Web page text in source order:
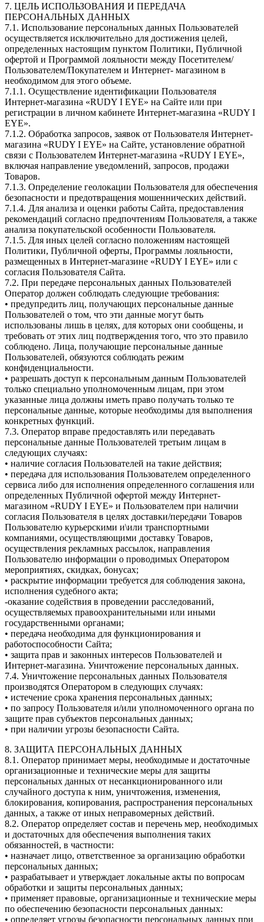
7. ЦЕЛЬ ИСПОЛЬЗОВАНИЯ И ПЕРЕДАЧА
ПЕРСОНАЛЬНЫХ ДАННЫХ
7.1. Использование персональных данных Пользователей
осуществляется исключительно для достижения целей,
определенных настоящим пунктом Политики, Публичной
офертой и Программой лояльности между Посетителем/
Пользователем/Покупателем и Интернет- магазином в
необходимом для этого объеме.
7.1.1. Осуществление идентификации Пользователя
Интернет-магазина «RUDY I EYE» на Сайте или при
регистрации в личном кабинете Интернет-магазина «RUDY I
EYE».
7.1.2. Обработка запросов, заявок от Пользователя Интернет-
магазина «RUDY I EYE» на Сайте, установление обратной
связи с Пользователем Интернет-магазина «RUDY I EYE»,
включая направление уведомлений, запросов, продажи
Товаров.
7.1.3. Определение геолокации Пользователя для обеспечения
безопасности и предотвращения мошеннических действий.
7.1.4. Для анализа и оценки работы Сайта, предоставления
рекомендаций согласно предпочтениям Пользователя, а также
анализа покупательской особенности Пользователя.
7.1.5. Для иных целей согласно положениям настоящей
Политики, Публичной оферты, Программы лояльности,
размещенных в Интернет-магазине «RUDY I EYE» или с
согласия Пользователя Сайта.
7.2. При передаче персональных данных Пользователей
Оператор должен соблюдать следующие требования:
• предупредить лиц, получающих персональные данные
Пользователей о том, что эти данные могут быть
использованы лишь в целях, для которых они сообщены, и
требовать от этих лиц подтверждения того, что это правило
соблюдено. Лица, получающие персональные данные
Пользователей, обязуются соблюдать режим
конфиденциальности.
• разрешать доступ к персональным данным Пользователей
только специально уполномоченным лицам, при этом
указанные лица должны иметь право получать только те
персональные данные, которые необходимы для выполнения
конкретных функций.
7.3. Оператор вправе предоставлять или передавать
персональные данные Пользователей третьим лицам в
следующих случаях:
• наличие согласия Пользователей на такие действия;
• передача для использования Пользователем определенного
сервиса либо для исполнения определенного соглашения или
определенных Публичной офертой между Интернет-
магазином «RUDY I EYE» и Пользователем при наличии
согласия Пользователя в целях доставки/передачи Товаров
Пользователю курьерскими и\или транспортными
компаниями, осуществляющими доставку Товаров,
осуществления рекламных рассылок, направления
Пользователю информации о проводимых Оператором
мероприятиях, скидках, бонусах;
• раскрытие информации требуется для соблюдения закона,
исполнения судебного акта;
-оказание содействия в проведении расследований,
осуществляемых правоохранительными или иными
государственными органами;
• передача необходима для функционирования и
работоспособности Сайта;
• защита прав и законных интересов Пользователей и
Интернет-магазина. Уничтожение персональных данных.
7.4. Уничтожение персональных данных Пользователя
производятся Оператором в следующих случаях:
• истечение срока хранения персональных данных;
• по запросу Пользователя и/или уполномоченного органа по
защите прав субъектов персональных данных;
• при наличии угрозы безопасности Сайта.
8. ЗАЩИТА ПЕРСОНАЛЬНЫХ ДАННЫХ
8.1. Оператор принимает меры, необходимые и достаточные
организационные и технические меры для защиты
персональных данных от несанкционированного или
случайного доступа к ним, уничтожения, изменения,
блокирования, копирования, распространения персональных
данных, а также от иных неправомерных действий.
8.2. Оператор определяет состав и перечень мер, необходимых
и достаточных для обеспечения выполнения таких
обязанностей, в частности:
• назначает лицо, ответственное за организацию обработки
персональных данных;
• разрабатывает и утверждает локальные акты по вопросам
обработки и защиты персональных данных;
• применяет правовые, организационные и технические меры
по обеспечению безопасности персональных данных:
• определяет угрозы безопасности персональных данных при